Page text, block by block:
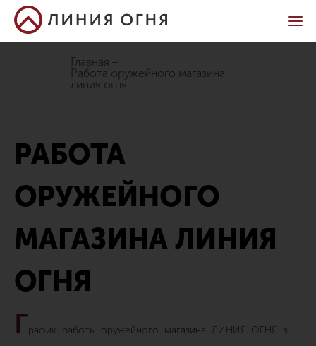
Главная
работа оружейного магазина
линия огня
РАБОТА
ОРУЖЕЙНОГО
МАГАЗИНА ЛИНИЯ
ОГНЯ
График работы оружейного магазина ЛИНИЯ ОГНЯ в